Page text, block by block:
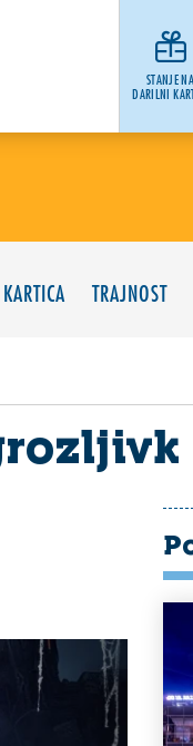
STANJE NA
DARILNI
TRAJNOST